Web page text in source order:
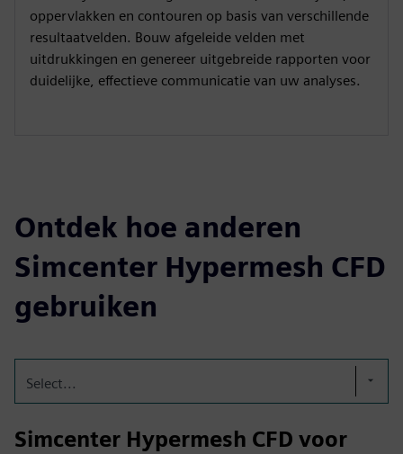
oppervlakken en contouren op basis van verschillende
resultaatvelden. Bouw afgeleide velden met
uitdrukkingen en genereer uitgebreide rapporten voor
duidelijke, effectieve communicatie van uw analyses.
Ontdek hoe anderen
Simcenter Hypermesh CFD
gebruiken
Select...
Simcenter Hypermesh CFD voor